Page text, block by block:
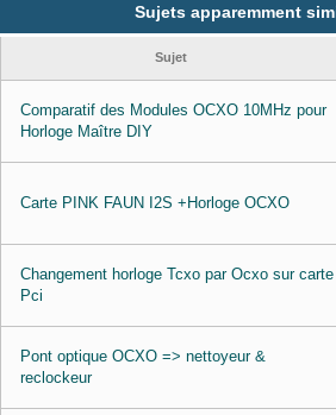
Sujets apparemment
Sujet
Comparatif des Modules OCXO 10MHz pour
Horloge Maître DIY
Carte PINK FAUN I2S +Horloge OCXO
Changement horloge Tcxo par Ocxo sur carte
Pci
Pont optique OCXO => nettoyeur &
reclockeur